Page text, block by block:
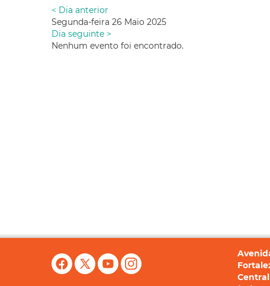
< Dia anterior
Segunda-feira 26 Maio 2025
Dia seguinte >
Nenhum evento foi encontrado.